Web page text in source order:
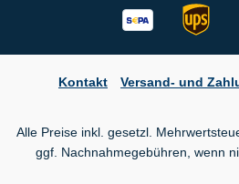
Kontakt Versand- und
Alle Preise inkl. gesetzl.
ggf. Nachnahmegebühren, wenn